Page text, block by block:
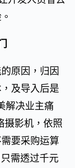
原因，归因
及导入后是
解决业主痛
摄影机，依照
要采购运算
需透过千元